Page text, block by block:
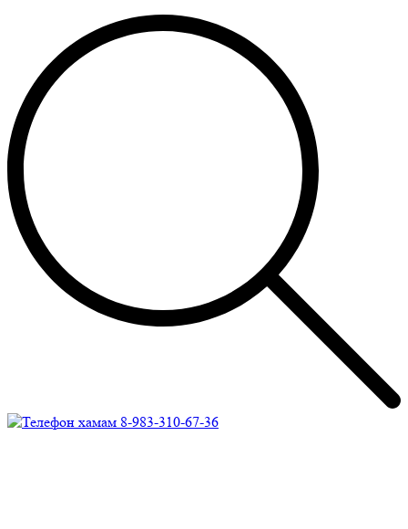
8-983-310-67-36